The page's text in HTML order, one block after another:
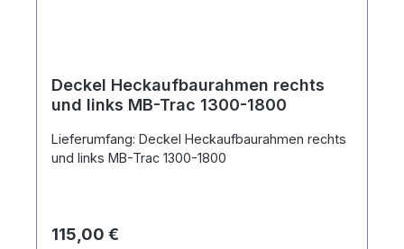
Deckel Heckaufbaurahmen rechts
und links MB-Trac 1300-1800
Lieferumfang: Deckel Heckaufbaurahmen rechts
und links MB-Trac 1300-1800
Regulärer Preis:
115,00 €